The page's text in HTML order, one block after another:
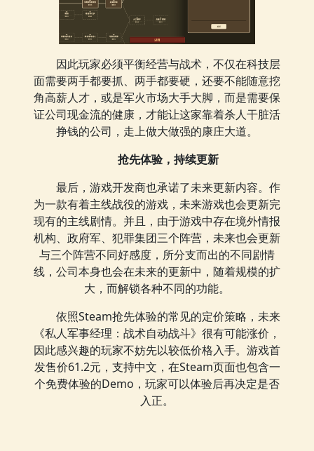
因此玩家必须平衡经营与战术，不仅在科技层
面需要两手都要抓、两手都要硬，还要不能随意挖
角高薪人才，或是军火市场大手大脚，而是需要保
证公司现金流的健康，才能让这家靠着杀人干脏活
挣钱的公司，走上做大做强的康庄大道。
抢先体验，持续更新
最后，游戏开发商也承诺了未来更新内容。作
为一款有着主线战役的游戏，未来游戏也会更新完
现有的主线剧情。并且，由于游戏中存在境外情报
机构、政府军、犯罪集团三个阵营，未来也会更新
与三个阵营不同好感度，所分支而出的不同剧情
线，公司本身也会在未来的更新中，随着规模的扩
大，而解锁各种不同的功能。
依照Steam抢先体验的常见的定价策略，未来
《私人军事经理：战术自动战斗》很有可能涨价，
因此感兴趣的玩家不妨先以较低价格入手。游戏首
发售价61.2元，支持中文，在Steam页面也包含一
个免费体验的Demo，玩家可以体验后再决定是否
入正。